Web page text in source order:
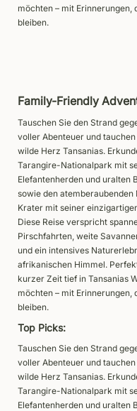
möchten – mit Erinnerungen,
bleiben.
Family-Friendly
Tauschen Sie den Strand
voller Abenteuer und tauchen
wilde Herz Tansanias.
Tarangire-Nationalpark mit
Elefantenherden und uralten
sowie den atemberaubenden
Krater mit seiner
Diese Reise verspricht
Pirschfahrten, weite
und ein intensives
afrikanischen Himmel.
kurzer Zeit tief in Tansanias
möchten – mit Erinnerungen,
bleiben.
Top Picks:
Tauschen Sie den Strand
voller Abenteuer und tauchen
wilde Herz Tansanias.
Tarangire-Nationalpark mit
Elefantenherden und uralten